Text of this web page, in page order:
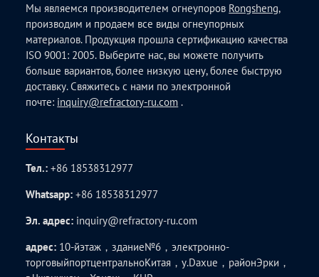
Мы являемся производителем огнеупоров Rongsheng,
производим и продаем все виды огнеупорных
материалов. Продукция прошла сертификацию качества
ISO 9001: 2005. Выберите нас, вы можете получить
больше вариантов, более низкую цену, более быструю
доставку. Свяжитесь с нами по электронной
почте: inquiry@refractory-ru.com .
Контакты
Тел.:+86 18538312977
Whatsapp:+86 18538312977
Эл. адрес: inquiry@refractory-ru.com
адрес: 10-йэтаж，здание№6，электронно-
торговыйпортцентральноКитая，у.Daxue，районЭрки，